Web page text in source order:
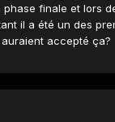
finale et lors
il a été un des
accepté ça?